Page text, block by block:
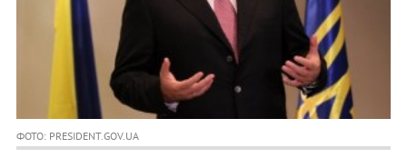
ФОТО: PRESIDENT.GOV.UA